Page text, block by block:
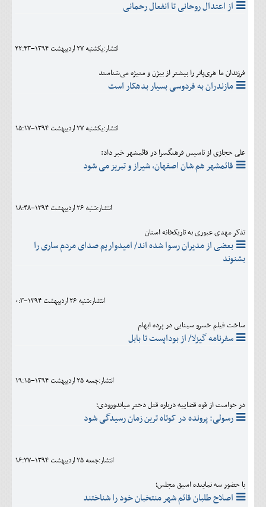
از اعتدال روحانی تا انفعال رحمانی
انتشار:يکشنبه 27 ارديبهشت 1394-22:43
فرزندان ما هری‌پاتر را بیشتر از بیژن و منیژه می‌شناسند
مازندران به فردوسی بسیار بدهکار است
انتشار:يکشنبه 27 ارديبهشت 1394-15:17
علی حجازی از تاسیس فرهنگسرا در قائمشهر خبر داد:
قائمشهر هم شان اصفهان، شیراز و تبریز می شود
انتشار:شنبه 26 ارديبهشت 1394-18:48
تذکر مهدی عبوری به تاریکخانه استان
بعضی از مدیران رسوا شده اند/ امیدواریم صدای مردم ساری را
بشنوند
انتشار:شنبه 26 ارديبهشت 1394-0:3
ساخت فیلم خسرو سینایی در پرده ابهام
سفرنامه گیزلا/ از بوداپست تا بابل
انتشار:جمعه 25 ارديبهشت 1394-19:15
در خواست از قوه قضاییه درباره قتل دختر میاندورودی؛
رسولی: پرونده در کوتاه ترین زمان رسیدگی شود
انتشار:جمعه 25 ارديبهشت 1394-16:27
با حضور سه نماینده اسبق مجلس؛
اصلاح طلبان قائم شهر منتخبان خود را شناختند